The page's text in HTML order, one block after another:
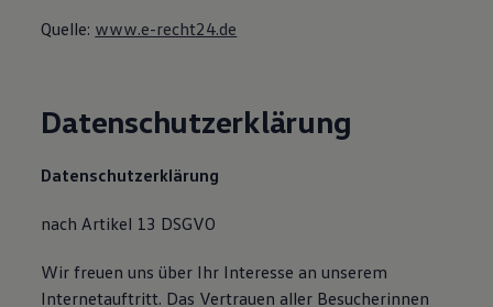
Quelle: www.e-recht24.de
Datenschutzerklärung
Datenschutzerklärung
nach Artikel 13 DSGVO
Wir freuen uns über Ihr Interesse an unserem
Internetauftritt. Das Vertrauen aller Besucherinnen